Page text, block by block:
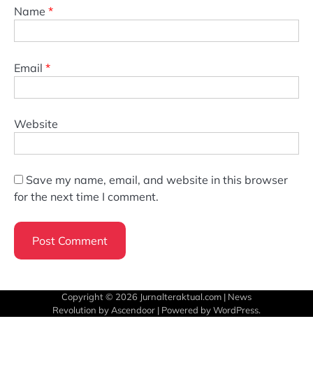
Name *
Email *
Website
Save my name, email, and website in this browser
for the next time I comment.
Copyright © 2026 Jurnalteraktual.com | News
Revolution by Ascendoor | Powered byWordPress.